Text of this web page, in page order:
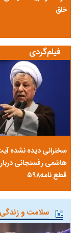
خلق
فیلم‌گردی
سخنرانی دیده نشده
هاشمی رفسنجانی
قطع نامه۵۹۸
سلامت و زندگی